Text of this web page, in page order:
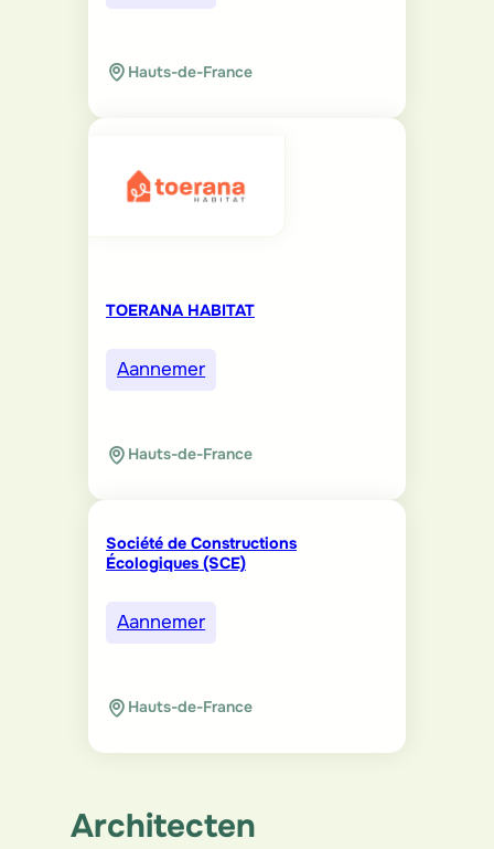
Hauts-de-France
TOERANA HABITAT
Aannemer
Hauts-de-France
Société de Constructions
Écologiques (SCE)
Aannemer
Hauts-de-France
Architecten